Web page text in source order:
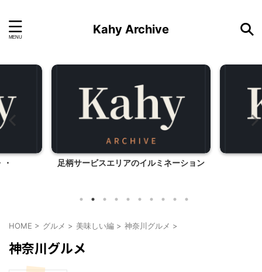
Kahy Archive
足柄サービスエリアのイルミネーション
HOME > グルメ > 美味しい編 > 神奈川グルメ >
神奈川グルメ